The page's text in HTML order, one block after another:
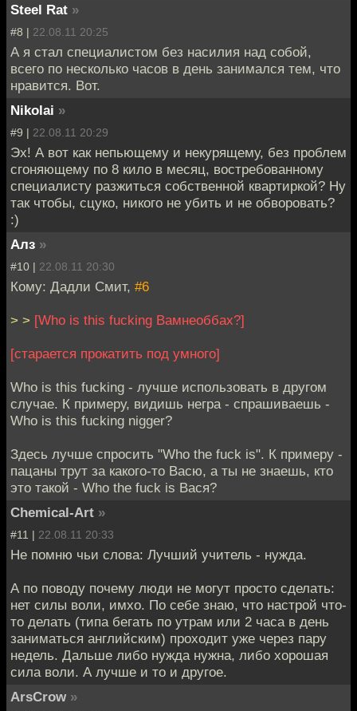
Steel Rat »
#8 | 22.08.11 20:25
А я стал специалистом без насилия над собой,
всего по несколько часов в день занимался тем, что
нравится. Вот.
Nikolai »
#9 | 22.08.11 20:29
Эх! А вот как непьющему и некурящему, без проблем
сгоняющему по 8 кило в месяц, востребованному
специалисту разжиться собственной квартиркой? Ну
так чтобы, сцуко, никого не убить и не обворовать?
:)
Алз »
#10 | 22.08.11 20:30
Кому: Дадли Смит, #6
> > [Who is this fucking Вамнеоббах?]
[старается прокатить под умного]
Who is this fucking - лучше использовать в другом
случае. К примеру, видишь негра - спрашиваешь -
Who is this fucking nigger?
Здесь лучше спросить "Who the fuck is". К примеру -
пацаны трут за какого-то Васю, а ты не знаешь, кто
это такой - Who the fuck is Вася?
Chemical-Art »
#11 | 22.08.11 20:33
Не помню чьи слова: Лучший учитель - нужда.
А по поводу почему люди не могут просто сделать:
нет силы воли, имхо. По себе знаю, что настрой что-
то делать (типа бегать по утрам или 2 часа в день
заниматься английским) проходит уже через пару
недель. Дальше либо нужда нужна, либо хорошая
сила воли. А лучше и то и другое.
ArsCrow »